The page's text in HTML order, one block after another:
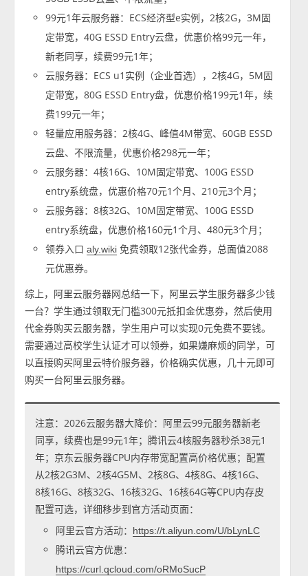
99元1年云服务器：ECS经济型e实例，2核2G，3M固
定带宽，40G ESSD Entry云盘，优惠价格99元一年，
新老同享，续费99元1年；
云服务器：ECS u1实例（企业首选），2核4G，5M固
定带宽，80G ESSD Entry盘，优惠价格199元1年，续
费199元一年；
轻量应用服务器：2核4G、峰值4M带宽、60GB ESSD
云盘、不限流量，优惠价格298元一年；
云服务器：4核16G、10M固定带宽、100G ESSD
entry系统盘，优惠价格70元1个月、210元3个月；
云服务器：8核32G、10M固定带宽、100G ESSD
entry系统盘，优惠价格160元1个月、480元3个月；
领券入口aly.wiki 免费领取12张代金券，总面值2088
元优惠券。
综上，阿里云服务器网总结一下，阿里云学生服务器多少钱
一台？学生通过领取无门槛300元抵扣金优惠券，然后使用
代金券购买云服务器，学生用户可以实现0元免费不要钱。
需要通过高校学生认证才可以领券，如果嫌麻烦的同学，可
以直接购买阿里云特价服务器，价格确实优惠，几十元即可
购买一台阿里云服务器。
注意：2026云服务器大降价：阿里云99元服务器新老
同享，续费也是99元1年；腾讯云4核服务器秒杀38元1
年；京东云服务器CPU内存带宽配置高价格优惠；配置
从2核2G3M、2核4G5M、2核8G、4核8G、4核16G、
8核16G、8核32G、16核32G、16核64G等CPU内存皮
配置可选，详细移步到官方活动页面：
阿里云官方活动：
https://t.aliyun.com/U/bLynLC
腾讯云官方优惠：
https://curl.qcloud.com/oRMoSucP